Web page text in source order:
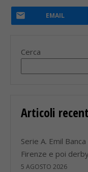
EMAIL
Cerca
Articoli
Serie A. Emil
Firenze e poi
5 AGOSTO 2026